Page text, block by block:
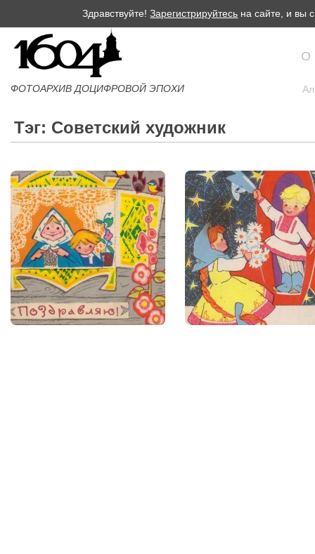
Здравствуйте!Зарегистрируйтесь на сайте, и вы
ФОТОАРХИВ ДОЦИФРОВОЙ ЭПОХИ
О
Тэг: Советский художник